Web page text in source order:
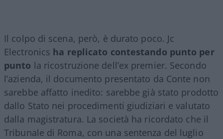
Il colpo di scena, però, è durato poco. Jc
Electronics ha replicato contestando punto per
punto la ricostruzione dell’ex premier. Secondo
l’azienda, il documento presentato da Conte non
sarebbe affatto inedito: sarebbe già stato prodotto
dallo Stato nei procedimenti giudiziari e valutato
dalla magistratura. La società ha ricordato che il
Tribunale di Roma, con una sentenza del luglio